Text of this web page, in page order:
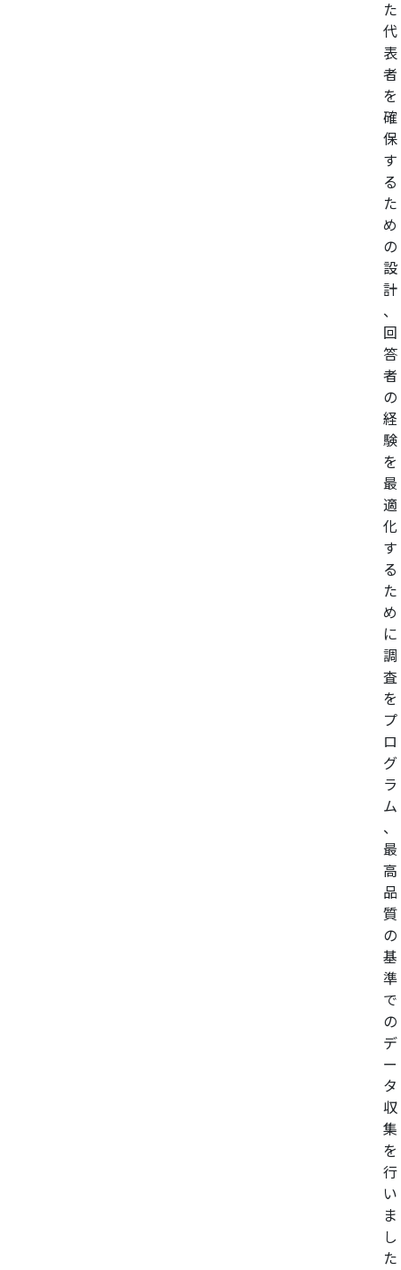
た
代
表
者
を
確
保
す
る
た
め
の
設
計
、
回
答
者
の
経
験
を
最
適
化
す
る
た
め
に
調
査
を
プ
ロ
グ
ラ
ム
、
最
高
品
質
の
基
準
で
の
デ
ー
タ
収
集
を
行
い
ま
し
た